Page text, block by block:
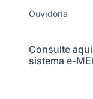
Ouvidoria
Consulte
sistema e-